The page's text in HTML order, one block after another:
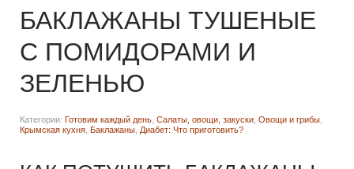
БАКЛАЖАНЫ ТУШЕНЫЕ
С ПОМИДОРАМИ И
ЗЕЛЕНЬЮ
Категории: Готовим каждый день Салаты, овощи, закуски Овощи и грибы
Крымская кухня Баклажаны Диабет: Что приготовить?